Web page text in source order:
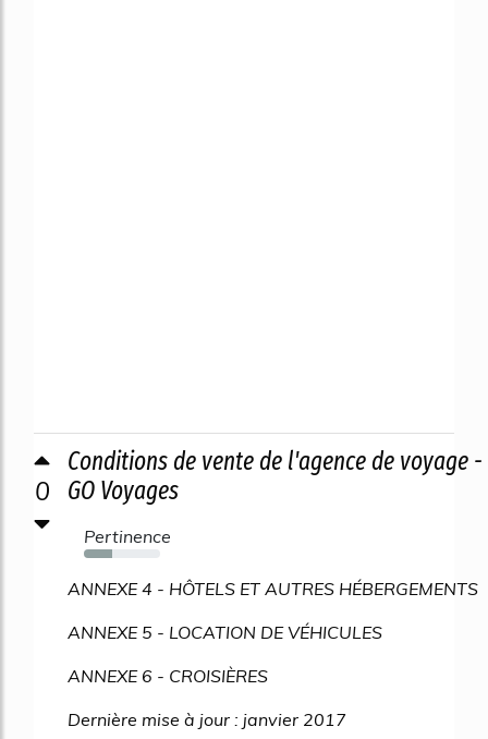
0
Conditions de vente de l'agence de voyage -
GO Voyages
Pertinence
37%
ANNEXE 4 - HÔTELS ET AUTRES HÉBERGEMENTS
ANNEXE 5 - LOCATION DE VÉHICULES
ANNEXE 6 - CROISIÈRES
Dernière mise à jour : janvier 2017